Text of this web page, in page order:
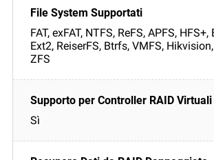
FAT, exFAT, NTFS, ReFS, APFS, HFS+,
Ext2, ReiserFS, Btrfs, VMFS,
ZFS
Sì